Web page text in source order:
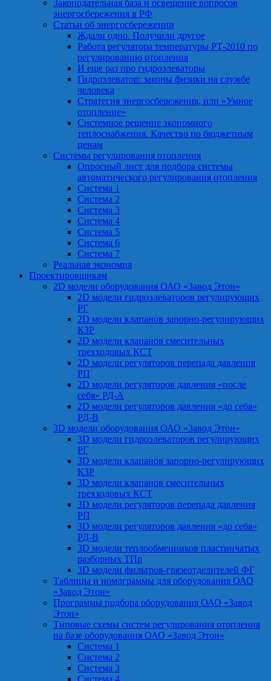
Законодательная база и освещение вопросов
энергосбережения в РФ
Статьи об энергосбережении
Ждали одно. Получили другое
Работа регулятора температуры РТ-2010 по
регулированию отопления
И еще раз про гидроэлеваторы
Гидроэлеватор: законы физики на службе
человека
Стратегия энергосбережения, или «Умное
отопление»
Системное решение экономного
теплоснабжения. Качество по бюджетным
ценам
Системы регулирования отопления
Опросный лист для подбора системы
автоматического регулирования отопления
Система 1
Система 2
Система 3
Система 4
Система 5
Система 6
Система 7
Реальная экономия
Проектировщикам
2D модели оборудования ОАО «Завод Этон»
2D модели гидроэлеваторов регулирующих
РГ
2D модели клапанов запорно-регулирующих
КЗР
2D модели клапанов смесительных
трехходовых КСТ
2D модели регуляторов перепада давления
РП
2D модели регуляторов давления «после
себя» РД-А
2D модели регуляторов давления «до себя»
РД-В
3D модели оборудования ОАО «Завод Этон»
3D модели гидроэлеваторов регулирующих
РГ
3D модели клапанов запорно-регулирующих
КЗР
3D модели клапанов смесительных
трехходовых КСТ
3D модели регуляторов перепада давления
РП
3D модели регуляторов давления «до себя»
РД-В
3D модели теплообменников пластинчатых
разборных ТПр
3D модели фильтров-грязеотделителей ФГ
Таблицы и номограммы для оборудования ОАО
«Завод Этон»
Программы подбора оборудования ОАО «Завод
Этон»
Типовые схемы систем регулирования отопления
на базе оборудования ОАО «Завод Этон»
Система 1
Система 2
Система 3
Система 4